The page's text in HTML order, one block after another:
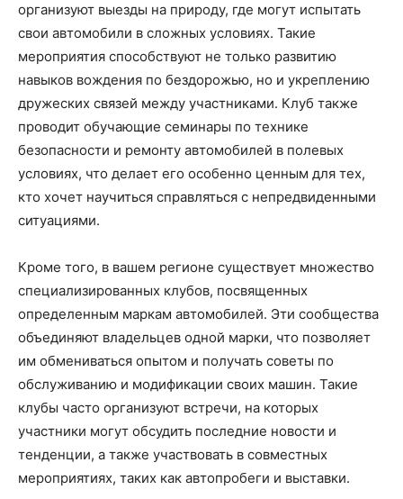
организуют выезды на природу, где могут испытать
свои автомобили в сложных условиях. Такие
мероприятия способствуют не только развитию
навыков вождения по бездорожью, но и укреплению
дружеских связей между участниками. Клуб также
проводит обучающие семинары по технике
безопасности и ремонту автомобилей в полевых
условиях, что делает его особенно ценным для тех,
кто хочет научиться справляться с непредвиденными
ситуациями.
Кроме того, в вашем регионе существует множество
специализированных клубов, посвященных
определенным маркам автомобилей. Эти сообщества
объединяют владельцев одной марки, что позволяет
им обмениваться опытом и получать советы по
обслуживанию и модификации своих машин. Такие
клубы часто организуют встречи, на которых
участники могут обсудить последние новости и
тенденции, а также участвовать в совместных
мероприятиях, таких как автопробеги и выставки.